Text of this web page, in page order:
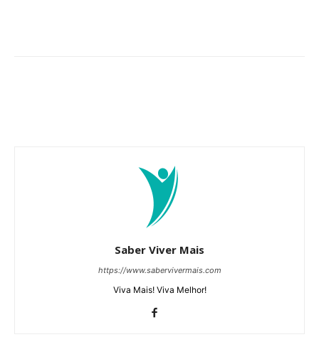
Saber Viver Mais
https://www.sabervivermais.com
Viva Mais! Viva Melhor!